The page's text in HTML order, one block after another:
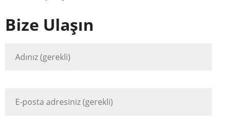
Bize Ulaşın